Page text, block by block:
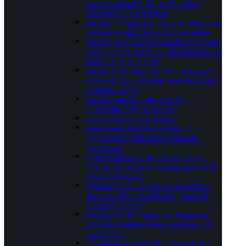
Använda Kristaller för att Förbättra
Koncentration och Minne
Kristaller i Yogapraxis: Hur man integrerar
kristaller i yoga och meditationsrutiner
Kristaller och Fullmåne Ritualer: Hur man
använder kristaller under fullmånen för att
förstärka deras energi
Kristallnät för Hemmet: Hur man skapar
och använder kristallnät för att förbättra
hemmets energi
Kristallterapi för Nybörjare: En
introduktion till kristallterapi
Kvarts Helande Egenskaper
Månstenens Mystiska Krafter: En
djupdykning i månstenens helande
egenskaper
Överlevnadsguide för Kristallmässor –
Tips för att navigera i kristallmässor och
välja rätt kristaller
Rengöring och Laddning av Kristaller –
Hur man håller sina kristaller rena och
energiskt laddade
Rosenkvarts för Kärlek och Relationer:
Utforska rosenkvartsens betydelse och
användning
Självkärlek och Kristaller: Vilka kristaller